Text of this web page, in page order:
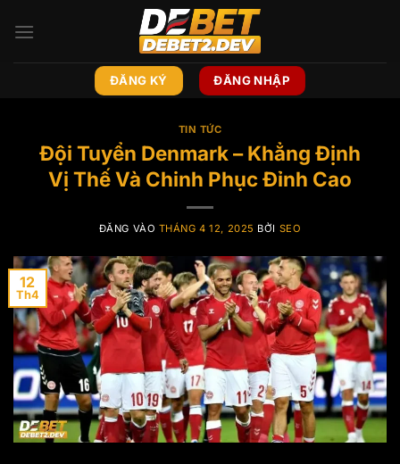
qua
ĐĂNG KÝ ĐĂNG NHẬP
TIN TỨC
Đội Tuyển Denmark – Khẳng Định
Vị Thế Và Chinh Phục Đỉnh Cao
ĐĂNG VÀO THÁNG 4 12, 2025 BỞI SEO
12
Th4